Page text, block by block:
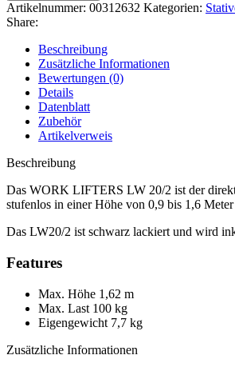
Artikelnummer: 00312632 Kategorien:
Share:
Beschreibung
Zusätzliche Informationen
Bewertungen (0)
Details
Datenblatt
Zubehör
Artikelverweis
Beschreibung
Das WORK LIFTERS LW 20/2 ist der
stufenlos in einer Höhe von 0,9 bis 1,6
Das LW20/2 ist schwarz lackiert und wird
Features
Max. Höhe 1,62 m
Max. Last 100 kg
Eigengewicht 7,7 kg
Zusätzliche Informationen